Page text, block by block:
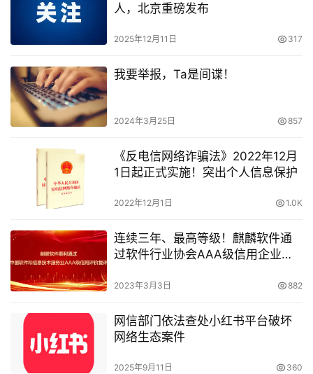
人，北京重磅发布
2025年12月11日 317
我要举报，Ta是间谍！
2024年3月25日 857
《反电信网络诈骗法》2022年12月
1日起正式实施！突出个人信息保护
2022年12月1日 1.0K
连续三年、最高等级！麒麟软件通
过软件行业协会AAA级信用企业复
2023年3月3日 882
网信部门依法查处小红书平台破坏
网络生态案件
2025年9月11日 360